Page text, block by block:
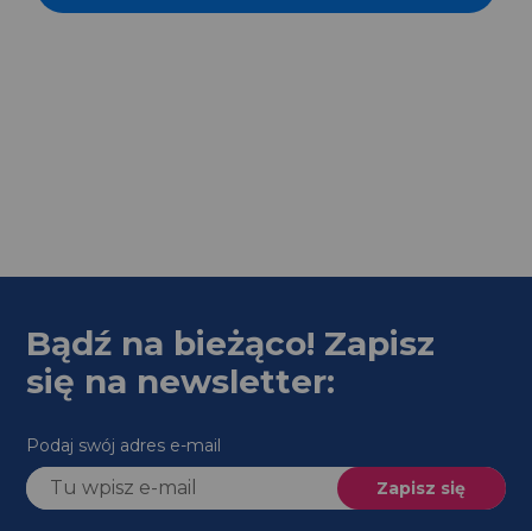
Bądź na bieżąco! Zapisz
się na newsletter:
Podaj swój adres e-mail